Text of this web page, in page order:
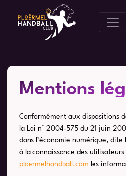
content
Mentions
Conformément aux dispositions
la Loi n° 2004-575 du 21 juin
dans l’économie numérique,
à la connaissance des
ploermelhandball.com les